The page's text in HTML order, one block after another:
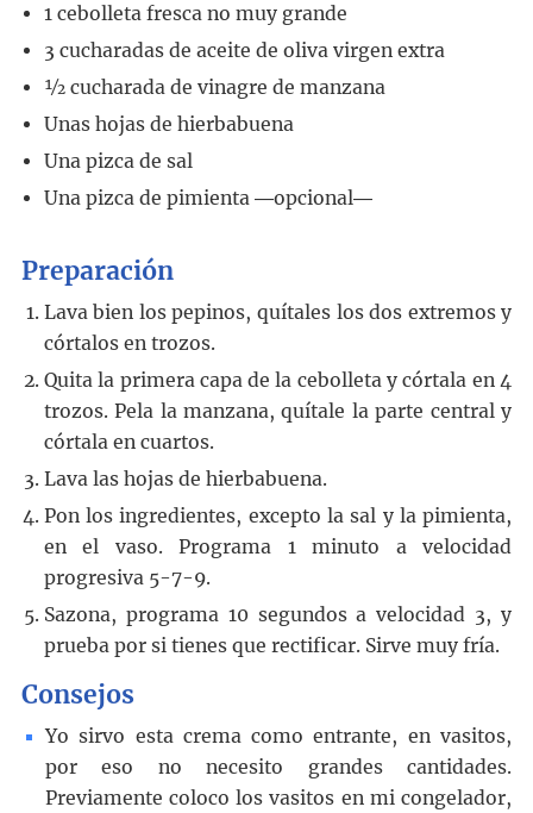
1 cebolleta fresca no muy grande
3 cucharadas de aceite de oliva virgen extra
½ cucharada de vinagre de manzana
Unas hojas de hierbabuena
Una pizca de sal
Una pizca de pimienta ―opcional―
Preparación
Lava bien los pepinos, quítales los dos extremos y
córtalos en trozos.
Quita la primera capa de la cebolleta y córtala en 4
trozos. Pela la manzana, quítale la parte central y
córtala en cuartos.
Lava las hojas de hierbabuena.
Pon los ingredientes, excepto la sal y la pimienta,
en el vaso. Programa 1 minuto a velocidad
progresiva 5-7-9.
Sazona, programa 10 segundos a velocidad 3, y
prueba por si tienes que rectificar. Sirve muy fría.
Consejos
Yo sirvo esta crema como entrante, en vasitos,
por eso no necesito grandes cantidades.
Previamente coloco los vasitos en mi congelador,